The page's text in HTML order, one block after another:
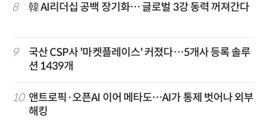
8 韓 AI리더십 공백 장기화… 글로벌 3강 동력 꺼져간다
9
국산 CSP사 '마켓플레이스' 커졌다…5개사 등록 솔루
션 1439개
10 앤트로픽·오픈AI 이어 메타도…AI가 통제 벗어나 외부
해킹